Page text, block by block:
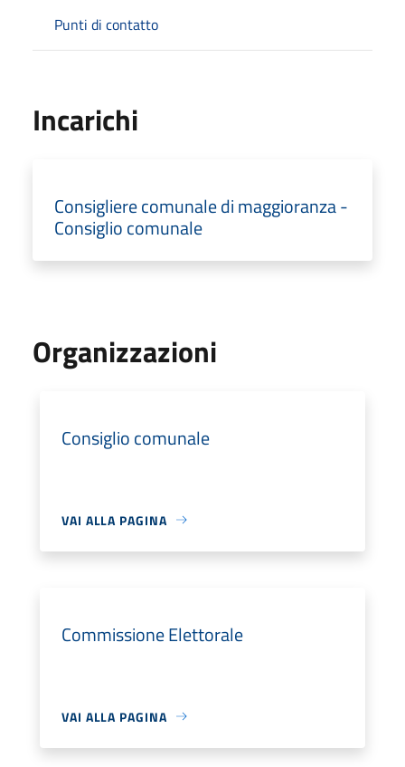
Punti di contatto
Incarichi
Consigliere comunale di maggioranza -
Consiglio comunale
Organizzazioni
Consiglio comunale
VAI ALLA PAGINA
Commissione Elettorale
VAI ALLA PAGINA